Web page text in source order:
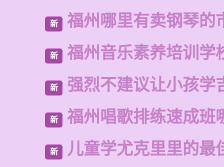
新 福州哪里有卖钢琴的
新 福州音乐素养培训学
新 强烈不建议让小孩学
新 福州唱歌排练速成班
新 儿童学尤克里里的最